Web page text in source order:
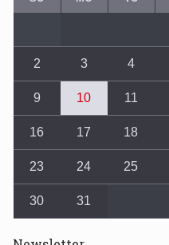
2 3 4
9 10 11
16 17 18
23 24 25
30 31